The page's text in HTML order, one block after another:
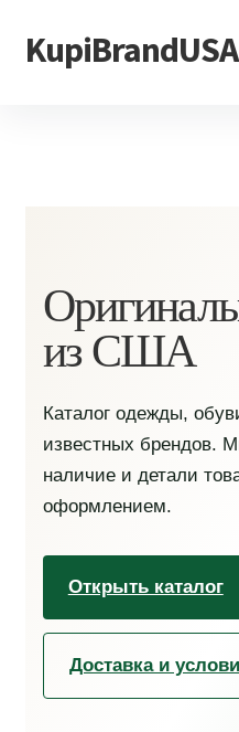
Перейти
к
Перейти
к
KupiBrandUSA
из США
Каталог одежды,
известных брендов.
наличие и детали
оформлением.
Открыть каталог
Доставка и